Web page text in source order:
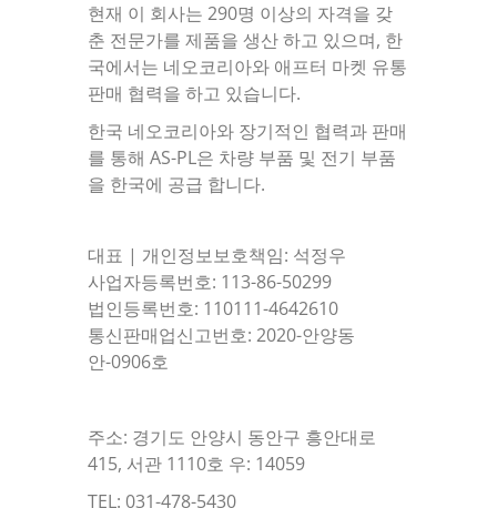
현재 이 회사는 290명 이상의 자격을 갖
춘 전문가를 제품을 생산 하고 있으며, 한
국에서는 네오코리아와 애프터 마켓 유통
판매 협력을 하고 있습니다.
한국 네오코리아와 장기적인 협력과 판매
를 통해 AS-PL은 차량 부품 및 전기 부품
을 한국에 공급 합니다.
대표 | 개인정보보호책임: 석정우
사업자등록번호: 113-86-50299
법인등록번호: 110111-4642610
통신판매업신고번호: 2020-안양동
안-0906호
주소: 경기도 안양시 동안구 흥안대로
415, 서관 1110호 우: 14059
TEL: 031-478-5430